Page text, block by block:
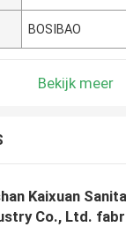
BOSIBAO
Bekijk meer
Kaixuan
Co., Ltd.